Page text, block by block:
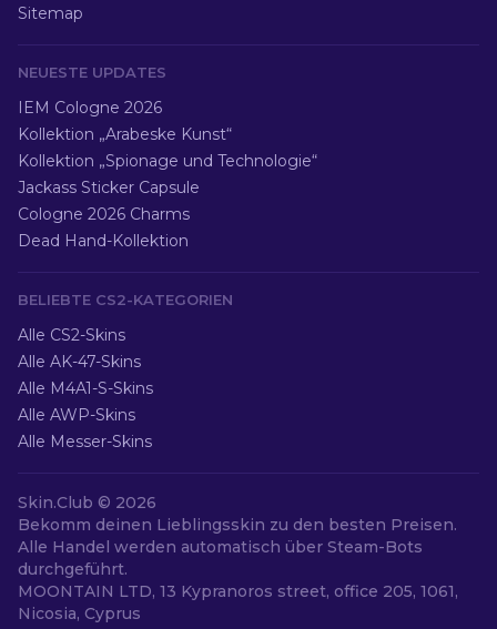
Sitemap
NEUESTE UPDATES
IEM Cologne 2026
Kollektion „Arabeske Kunst“
Kollektion „Spionage und Technologie“
Jackass Sticker Capsule
Cologne 2026 Charms
Dead Hand-Kollektion
BELIEBTE CS2-KATEGORIEN
Alle CS2-Skins
Alle AK-47-Skins
Alle M4A1-S-Skins
Alle AWP-Skins
Alle Messer-Skins
Skin.Club © 2026
Bekomm deinen Lieblingsskin zu den besten Preisen.
Alle Handel werden automatisch über Steam-Bots
durchgeführt.
MOONTAIN LTD, 13 Kypranoros street, office 205, 1061,
Nicosia, Cyprus